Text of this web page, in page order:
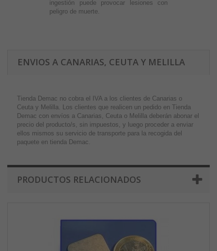
ingestión puede provocar lesiones con
peligro de muerte.
ENVIOS A CANARIAS, CEUTA Y MELILLA
Tienda Demac no cobra el IVA a los clientes de Canarias o
Ceuta y Melilla. Los clientes que realicen un pedido en Tienda
Demac con envíos a Canarias, Ceuta o Melilla deberán abonar el
precio del producto/s, sin impuestos, y luego proceder a enviar
ellos mismos su servicio de transporte para la recogida del
paquete en tienda Demac.
PRODUCTOS RELACIONADOS